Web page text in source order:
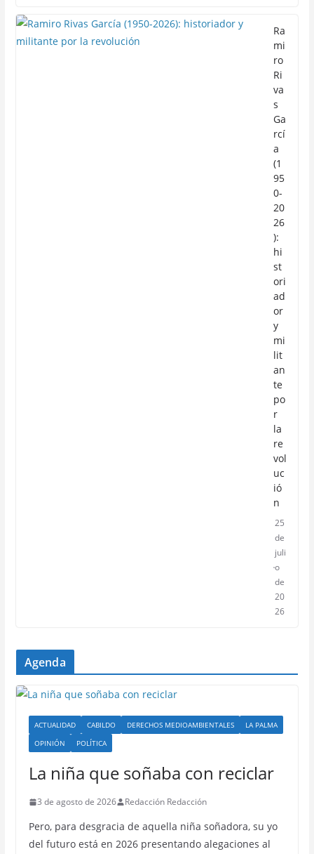
Ra
mi
ro
Ri
va
s
Ga
rcí
a
(1
95
0-
20
26
):
hi
st
ori
ad
or
y
mi
lit
an
te
po
r
la
re
vol
uc
ió
n
25
de
juli
o
de
20
26
Agenda
ACTUALIDAD CABILDO DERECHOS MEDIOAMBIENTALES
LA PALMA
OPINIÓN
POLÍTICA
La niña que soñaba con reciclar
3 de agosto de 2026 Redacción Redacción
Pero, para desgracia de aquella niña soñadora, su yo
del futuro está en 2026 presentando alegaciones al